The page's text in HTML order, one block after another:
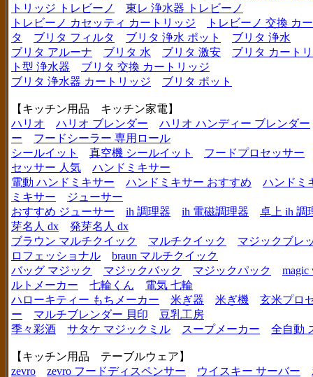
トリッジ トレビーノ
東レ 浄水器 トレビーノ
トレビーノ カセッティ カートリッジ
トレビーノ 交換 カ
タ
ブリタ フィルタ ブリタ 浄水 ポット
ブリタ 浄水
ブリタ アルーナ
ブリタ 水 ブリタ 激安
ブリタ カート
ト型 浄水器
ブリタ 交換 カートリッジ
ブリタ 浄水器 カートリッジ
ブリタ ポット
【キッチン用品 キッチン家電】
ハリオ
ハリオ ブレンダー
ハリオ ハンディー ブレンダー
ー
フードシーラー 専用ロール
シールイット
真空機 シールイット
フードプロセッサー
セッサー 人気
ハンドミキサー
電動 ハンドミキサー
ハンドミキサー おすすめ
ハンドミ
ミキサー
ジューサー
おすすめ ジューサー
ih 調理器 ih 電磁調理器
卓上 ih 調
芽名人 dx
発芽名人 dx
ブラウン マルチクイック
マルチクイック
マジックブレ
ロフェッショナル
braun マルチクイック
バッグ マジック
マジックバック マジックパック
magic
ルトメーカー
七輪くん
電気 七輪
ハローキティー もちメーカー
米ぎ器 米ぎ機
玄米プロ
ー
マルチブレンダー 貝印
豆乳工房
季々彩酒
サタケ マジックミル スープメーカー 全自動
【キッチン用品 テーブルウェア】
zevro
zevro フードディスペンサー ウイスキー サーバー